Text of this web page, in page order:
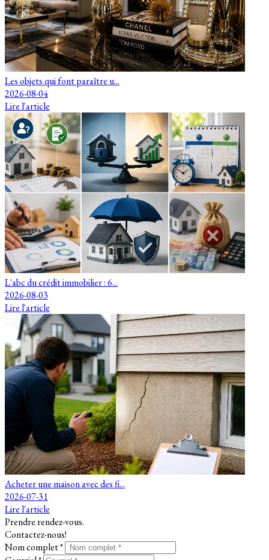
Les objets qui font paraître u...
2026-08-04
Lire l'article
L'abc du crédit immobilier : 6...
2026-08-03
Lire l'article
Acheter une maison avec des fi...
2026-07-31
Lire l'article
Prendre rendez-vous.
Contactez-nous!
Nom complet *